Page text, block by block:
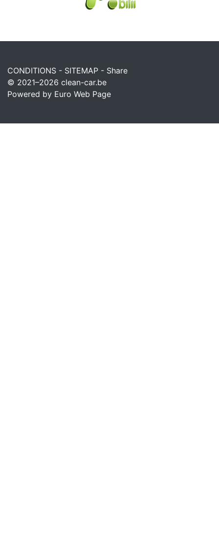
CONDITIONS - SITEMAP - Share
© 2021–2026 clean-car.be
Powered by Euro Web Page